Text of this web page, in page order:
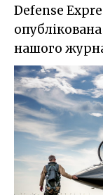
Defense
нашого